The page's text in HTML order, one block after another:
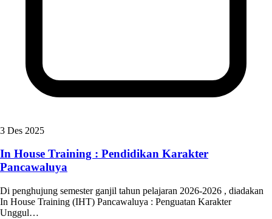
3 Des 2025
In House Training : Pendidikan Karakter
Pancawaluya
Di penghujung semester ganjil tahun pelajaran 2026-2026 , diadakan
In House Training (IHT) Pancawaluya : Penguatan Karakter
Unggul…